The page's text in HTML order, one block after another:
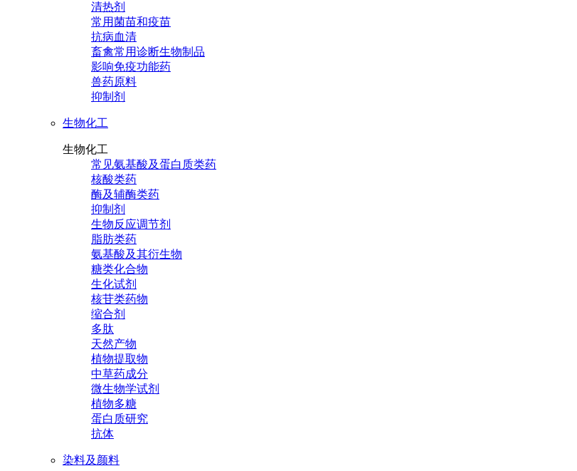
清热剂
常用菌苗和疫苗
抗病血清
畜禽常用诊断生物制品
影响免疫功能药
兽药原料
抑制剂
生物化工
生物化工
常见氨基酸及蛋白质类药
核酸类药
酶及辅酶类药
抑制剂
生物反应调节剂
脂肪类药
氨基酸及其衍生物
糖类化合物
生化试剂
核苷类药物
缩合剂
多肽
天然产物
植物提取物
中草药成分
微生物学试剂
植物多糖
蛋白质研究
抗体
染料及颜料